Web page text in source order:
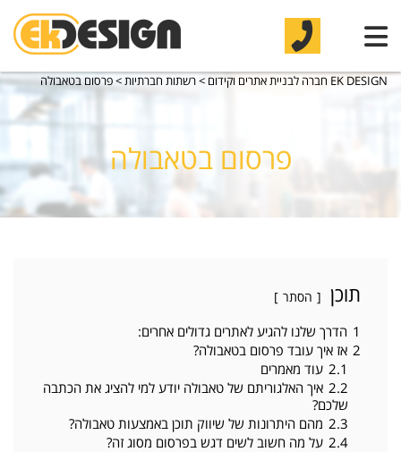
EK DESIGN חברה לבניית אתרים וקידום >רשתות חברתיות>פרסום בטאבולה
פרסום בטאבולה
תוכן הסתר
1 הדרך שלנו להגיע לאתרים גדולים אחרים:
2 אז איך עובד פרסום בטאבולה?
2.1 עוד מאמרים
2.2 איך האלגוריתם של טאבולה יודע למי להציג את הכתבה
שלכם?
2.3 מהם היתרונות של שיווק תוכן באמצעות טאבולה?
2.4 על מה חשוב לשים דגש בפרסום מסוג זה?